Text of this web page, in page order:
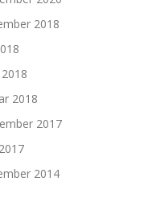
2018
2018
2017
2014